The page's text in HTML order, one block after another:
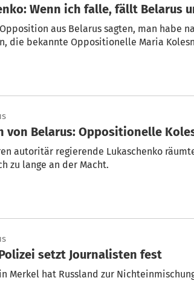
Wenn ich falle, fällt Belarus
aus Belarus sagten, man habe
die bekannte Oppositionelle Maria
von Belarus: Oppositionelle
autoritär regierende Lukaschenko
zu lange an der Macht.
Polizei setzt Journalisten fest
Merkel hat Russland zur